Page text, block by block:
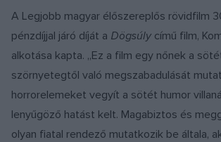
A Legjobb magyar élőszereplős rövidfilm
pénzdíjjal járó díját a Dögsúly című film,
alkotása kapta. „Ez a film egy nőnek a
szörnyetegtől való megszabadulását
horrorelemeket vegyít a sötét humor
lenyűgöző hatást kelt. Magabiztos és
olyan fiatal rendező mutatkozik be általa,